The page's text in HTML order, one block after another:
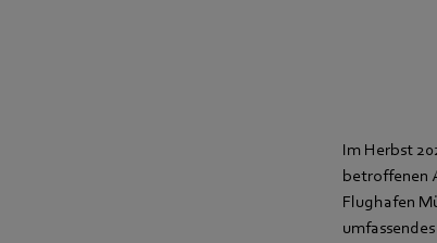
Im Herbst
betroffenen
Flughafen